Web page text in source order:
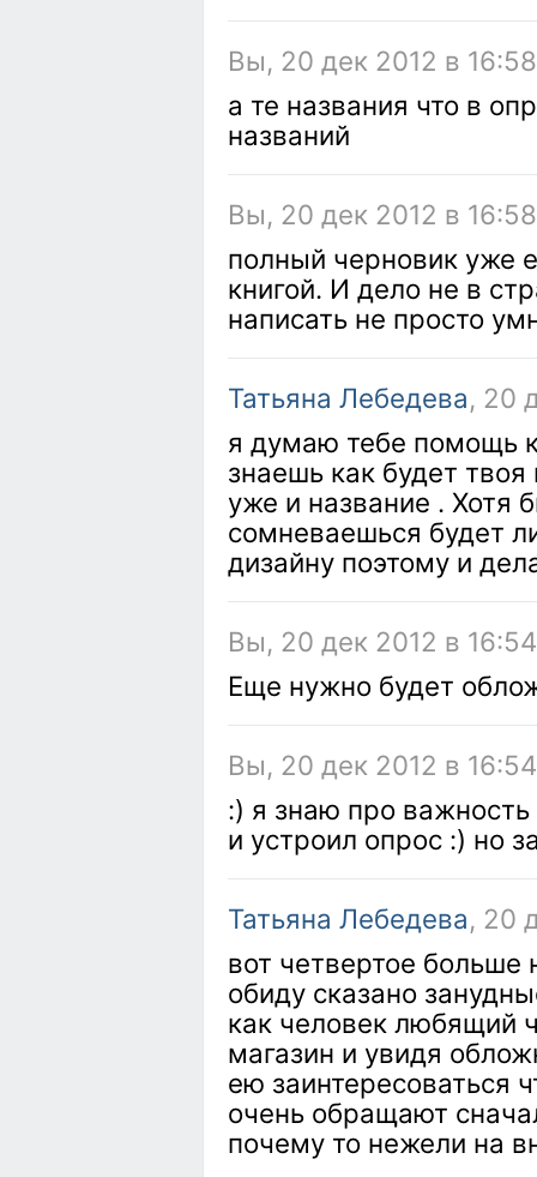
Вы, 20 дек 2012 в
а те названия что в
названий
Вы, 20 дек 2012 в
полный черновик уже
книгой. И дело не в
написать не просто
Татьяна Лебедева, 20
я думаю тебе помощь
знаешь как будет
уже и название . Хотя
сомневаешься будет
дизайну поэтому и
Вы, 20 дек 2012 в
Еще нужно будет
Вы, 20 дек 2012 в
:) я знаю про
и устроил опрос :) но
Татьяна Лебедева, 20
вот четвертое больше
обиду сказано
как человек любящий
магазин и увидя
ею заинтересоваться
очень обращают
почему то нежели на